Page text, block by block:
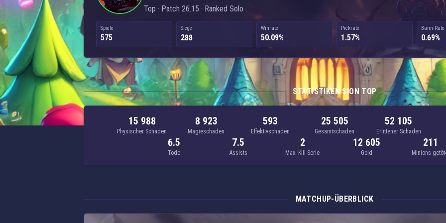
Top · Patch 26.15 · Ranked Solo
Spiele
575
Siege
288
Winrate
50.09%
Pickrate
1.57%
Bann-Rate
0.69%
STATISTIKEN SION TOP
15 988
Physischer Schaden
8 923
Magieschaden
593
Effektivschaden
25 505
Gesamtschaden
52 105
Erlittener Schaden
6.5
Tode
7.5
Assists
2
Max. Kill-Serie
12 605
Gold
211
Minions
MATCHUP-ÜBERBLICK